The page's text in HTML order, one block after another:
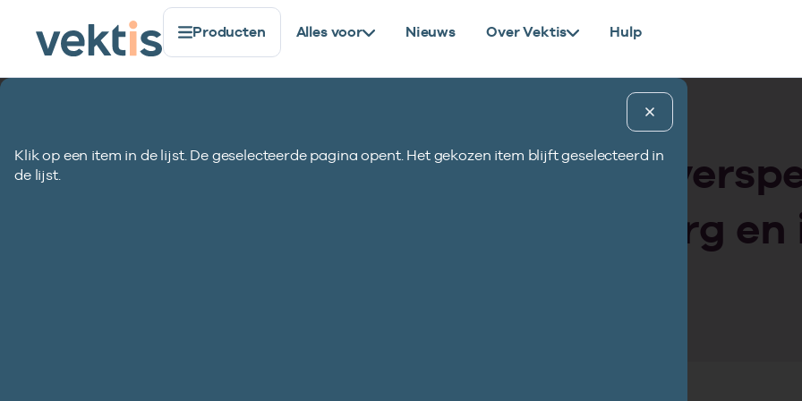
Producten Alles voor Nieuws Over Vektis Hulp
QK302 Retourinformatie
schadelastinformatie kraamzorg
Klik op een item in de lijst. De geselecteerde pagina opent. Het gekozen item blijft geselecteerd in
de lijst.
Bovenaan de
daaronder de
paragraafnaam
04 Prestatierecord